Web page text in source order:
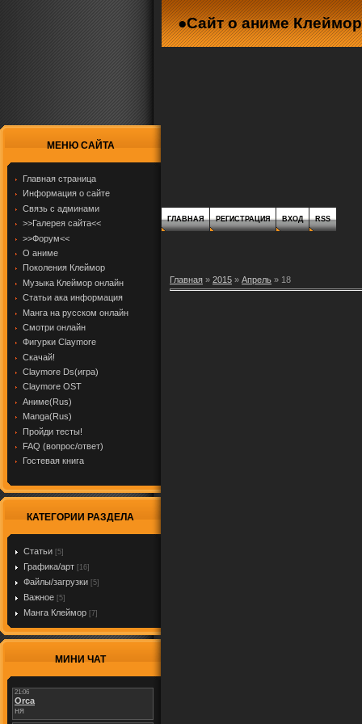
МЕНЮ САЙТА
Главная страница
Информация о сайте
Связь с админами
>>Галерея сайта<<
>>Форум<<
О аниме
Поколения Клеймор
Музыка Клеймор онлайн
Статьи ака информация
Манга на русском онлайн
Смотри онлайн
Фигурки Claymore
Скачай!
Claymore Ds(игра)
Claymore OST
Аниме(Rus)
Manga(Rus)
Пройди тесты!
FAQ (вопрос/ответ)
Гостевая книга
КАТЕГОРИИ РАЗДЕЛА
Cтатьи [5]
Графика/арт [16]
Файлы/загрузки [5]
Важное [5]
Манга Клеймор [7]
МИНИ ЧАТ
●Сайт о аниме
ГЛАВНАЯ РЕГИСТРАЦИЯ ВХОД RSS
Главная » 2015 » Апрель » 18